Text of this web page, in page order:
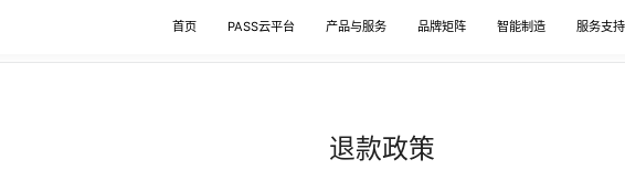
首页 PASS云平台 产品与服务 品牌矩阵 智能制造 服务支持
退款政策